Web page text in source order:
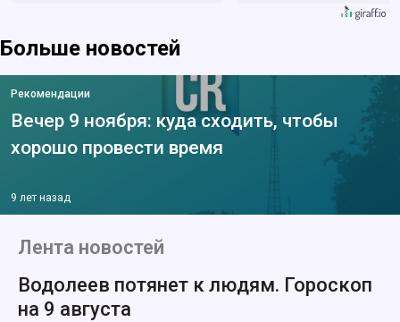
Больше новостей
Рекомендации
Вечер 9 ноября: куда сходить, чтобы
хорошо провести время
9 лет назад
Лента новостей
Водолеев потянет к людям. Гороскоп
на 9 августа